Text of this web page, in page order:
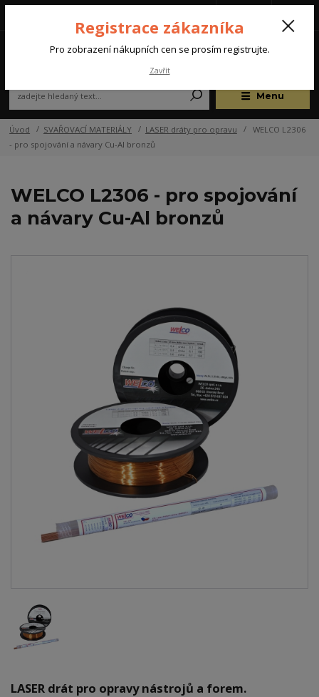
Menu
(Po-Pá, 07:00-15:30 hod.)
Úvod SVAŘOVACÍ MATERIÁLY LASER dráty pro opravu
WELCO L2306
- pro spojování a návary Cu-Al bronzů
WELCO L2306 - pro spojování
a návary Cu-Al bronzů
LASER drát pro opravy nástrojů a forem.
Registrace zákazníka
Pro zobrazení nákupních cen se prosím registrujte.
Zavřít